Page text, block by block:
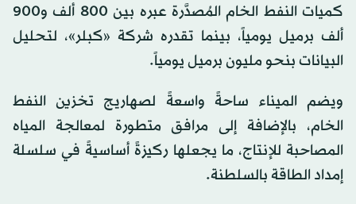
كميات ‏النفط الخام المُصدَّرة عبره بين 800 ألف و900
ألف برميل يومياً، بينما تقدره شركة «كبلر»، لتحليل
البيانات بنحو مليون برميل يومياً.
ويضم الميناء ساحةً واسعةً لصهاريج تخزين النفط
الخام، بالإضافة إلى مرافق متطورة لمعالجة المياه
المصاحبة للإنتاج، ما يجعلها ركيزةً أساسيةً في سلسلة
إمداد الطاقة بالسلطنة.